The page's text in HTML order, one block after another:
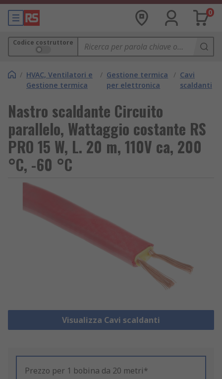
0
Codice costruttore
/ HVAC, Ventilatori e
Gestione termica
/ Gestione termica
per elettronica
/ Cavi
scaldanti
Nastro scaldante Circuito
parallelo, Wattaggio costante RS
PRO 15 W, L. 20 m, 110V ca, 200
°C, -60 °C
Visualizza Cavi scaldanti
Prezzo per 1 bobina da 20 metri*